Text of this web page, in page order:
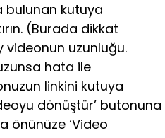
bulunan kutuya
(Burada dikkat
videonun uzunluğu.
hata ile
linkini kutuya
dönüştür’ butonuna
önünüze ‘Video